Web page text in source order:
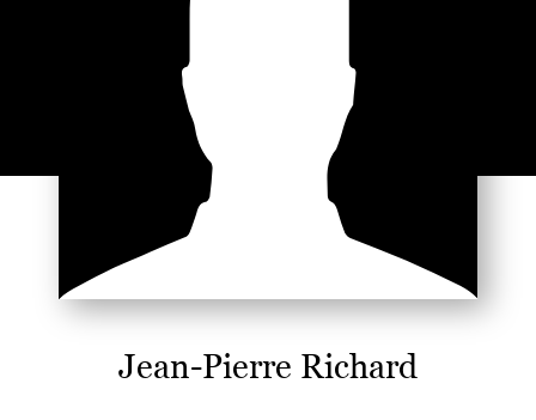
Jean-Pierre Richard